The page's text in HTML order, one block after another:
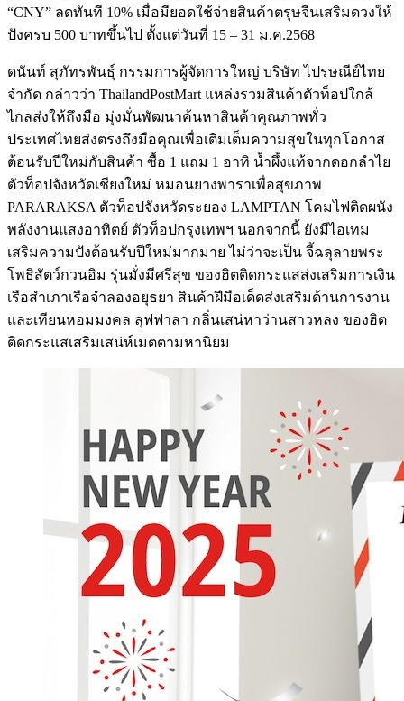
“CNY” ลดทันที 10% เมื่อมียอดใช้จ่ายสินค้าตรุษจีนเสริมดวงให้
ปังครบ 500 บาทขึ้นไป ตั้งแต่วันที่ 15 – 31 ม.ค.2568
ดนันท์ สุภัทรพันธุ์ กรรมการผู้จัดการใหญ่ บริษัท ไปรษณีย์ไทย
จำกัด กล่าวว่า ThailandPostMart แหล่งรวมสินค้าตัวท็อปใกล้
ไกลส่งให้ถึงมือ มุ่งมั่นพัฒนาค้นหาสินค้าคุณภาพทั่ว
ประเทศไทยส่งตรงถึงมือคุณเพื่อเติมเต็มความสุขในทุกโอกาส
ต้อนรับปีใหม่กับสินค้า ซื้อ 1 แถม 1 อาทิ น้ำผึ้งแท้จากดอกลำไย
ตัวท็อปจังหวัดเชียงใหม่ หมอนยางพาราเพื่อสุขภาพ
PARARAKSA ตัวท็อปจังหวัดระยอง LAMPTAN โคมไฟติดผนัง
พลังงานแสงอาทิตย์ ตัวท็อปกรุงเทพฯ นอกจากนี้ ยังมีไอเทม
เสริมความปังต้อนรับปีใหม่มากมาย ไม่ว่าจะเป็น จี้ฉลุลายพระ
โพธิสัตว์กวนอิม รุ่นมั่งมีศรีสุข ของฮิตติดกระแสส่งเสริมการเงิน
เรือสำเภาเรือจำลองอยุธยา สินค้าฝีมือเด็ดส่งเสริมด้านการงาน
และเทียนหอมมงคล ลุฟฟาลา กลิ่นเสน่หาว่านสาวหลง ของฮิต
ติดกระแสเสริมเสน่ห์เมตตามหานิยม